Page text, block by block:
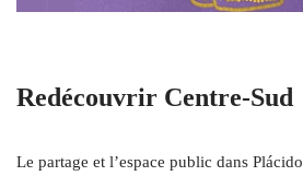
Redécouvrir Centre-Sud
Le partage et l’espace public dans